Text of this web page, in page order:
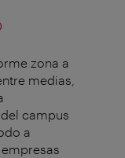
zona a
medias,
campus
a